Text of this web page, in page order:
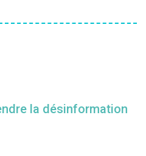
la désinformation